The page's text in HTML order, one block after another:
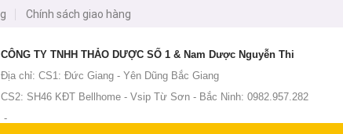
Chính sách giao hàng
CÔNG TY TNHH THẢO DƯỢC SỐ 1 & Nam Dược Nguyễn Thi
Địa chỉ: CS1: Đức Giang - Yên Dũng Bắc Giang
CS2: SH46 KĐT Bellhome - Vsip Từ Sơn - Bắc Ninh: 0982.957.282
-